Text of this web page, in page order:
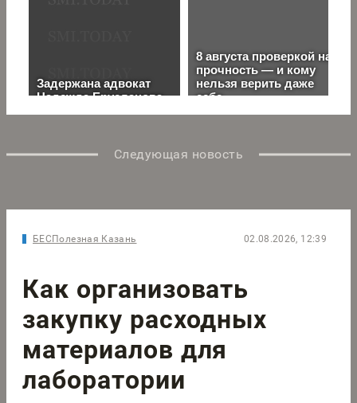
Следующая новость
БЕСПолезная Казань 02.08.2026, 12:39
Как организовать
закупку расходных
материалов для
лаборатории